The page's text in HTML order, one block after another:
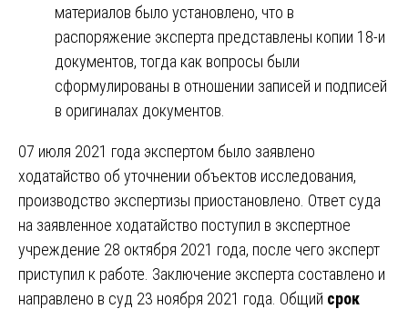
материалов было установлено, что в
распоряжение эксперта представлены копии 18-и
документов, тогда как вопросы были
сформулированы в отношении записей и подписей
в оригиналах документов.
07 июля 2021 года экспертом было заявлено
ходатайство об уточнении объектов исследования,
производство экспертизы приостановлено. Ответ суда
на заявленное ходатайство поступил в экспертное
учреждение 28 октября 2021 года, после чего эксперт
приступил к работе. Заключение эксперта составлено и
направлено в суд 23 ноября 2021 года. Общий срок